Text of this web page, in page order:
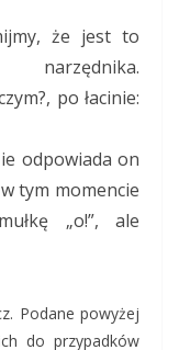
że jest to
narzędnika.
po łacinie:
odpowiada on
tym momencie
„o!”, ale
Podane powyżej
do przypadków